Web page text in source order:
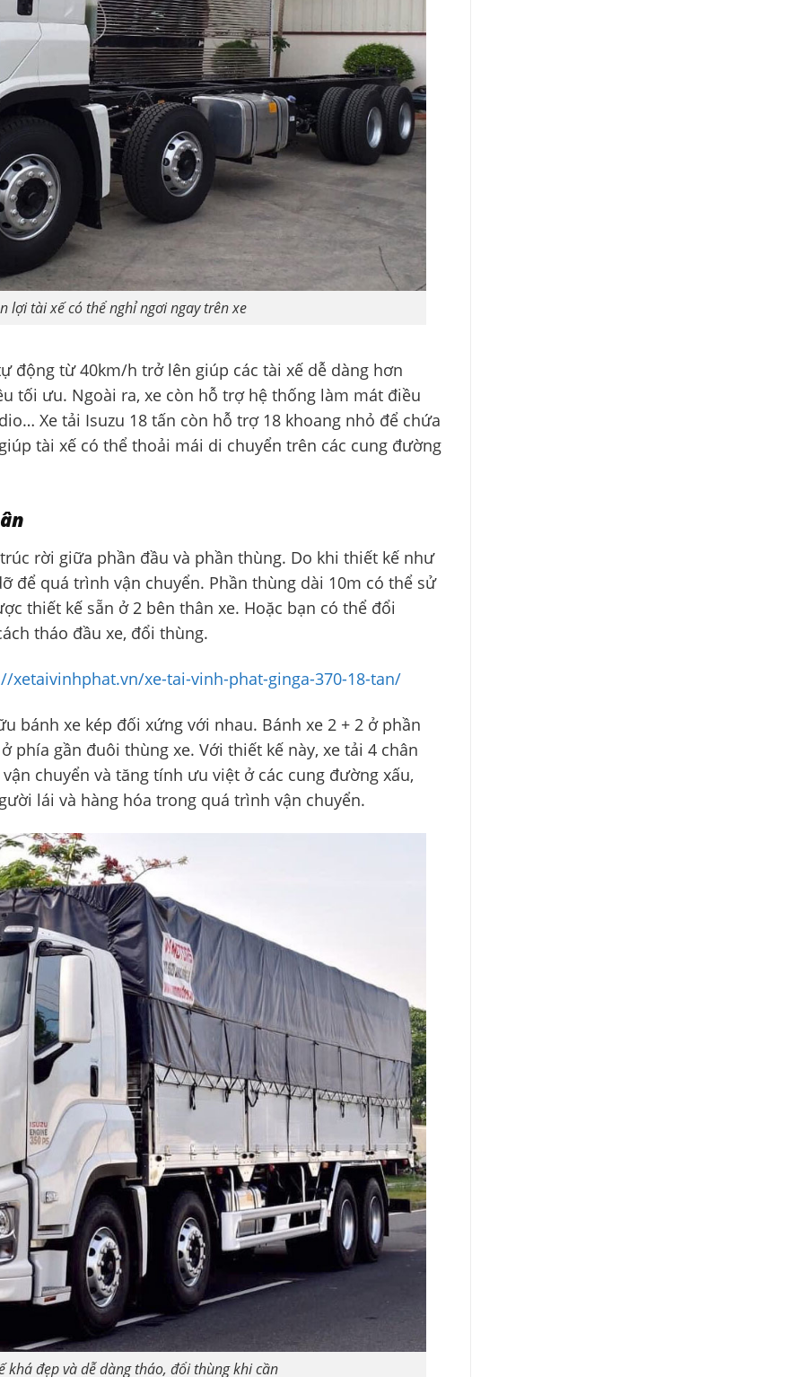
lợi tài xế có thể nghỉ ngơi ngay trên xe
động từ 40km/h trở lên giúp các tài xế dễ dàng hơn
tối ưu. Ngoài ra, xe còn hỗ trợ hệ thống làm mát điều
Xe tải Isuzu 18 tấn còn hỗ trợ 18 khoang nhỏ để chứa
tài xế có thể thoải mái di chuyển trên các cung đường
rời giữa phần đầu và phần thùng. Do khi thiết kế như
để quá trình vận chuyển. Phần thùng dài 10m có thể sử
thiết kế sẵn ở 2 bên thân xe. Hoặc bạn có thể đổi
tháo đầu xe, đổi thùng.
xetaivinhphat.vn/xe-tai-vinh-phat-ginga-370-18-tan/
bánh xe kép đối xứng với nhau. Bánh xe 2 + 2 ở phần
phía gần đuôi thùng xe. Với thiết kế này, xe tải 4 chân
chuyển và tăng tính ưu việt ở các cung đường xấu,
lái và hàng hóa trong quá trình vận chuyển.
khá đẹp và dễ dàng tháo, đổi thùng khi cần